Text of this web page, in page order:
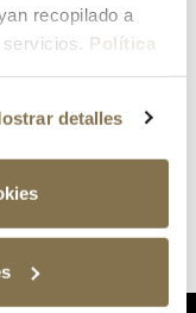
recopilado a
Política
detalles